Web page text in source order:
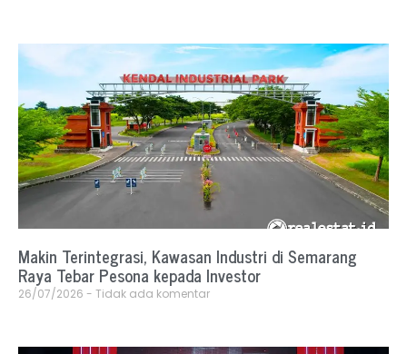
Makin Terintegrasi, Kawasan Industri di Semarang
Raya Tebar Pesona kepada Investor
26/07/2026 Tidak ada komentar